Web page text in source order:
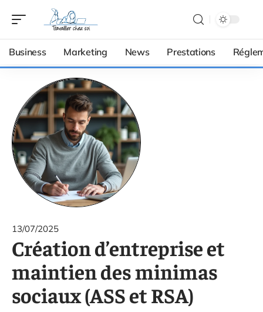
Business Marketing News Prestations
13/07/2025
Création d’entreprise et
maintien des minimas
sociaux (ASS et RSA)